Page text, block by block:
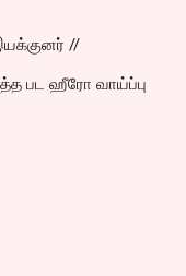
//
பட ஹீரோ வாய்ப்பு